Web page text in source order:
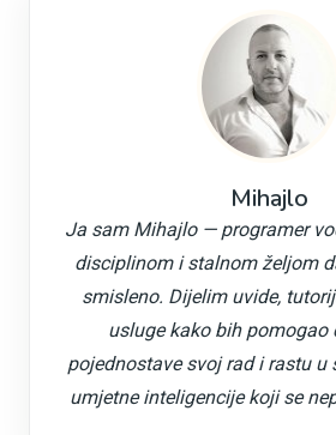
Mihajlo
Ja sam Mihajlo — programer
disciplinom i stalnom željom
smisleno. Dijelim uvide,
usluge kako bih pomogao
pojednostave svoj rad i rastu u
umjetne inteligencije koji se